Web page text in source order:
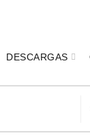
DESCARGAS